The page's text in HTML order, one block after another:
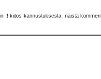
!! kiitos kannustuksesta, näistä